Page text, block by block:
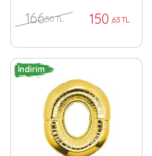
166,50 TL 150 ,63 TL
İndirim